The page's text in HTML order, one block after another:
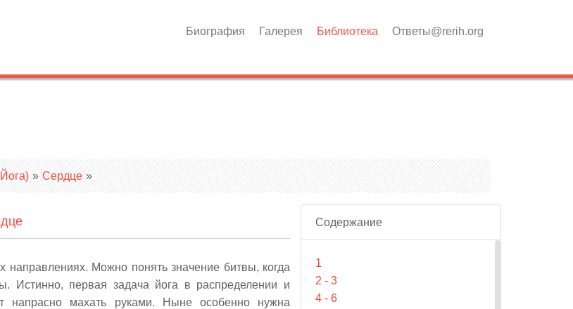
Биография Галерея Библиотека Ответы@rerih.org
» Сердце »
направлениях. Можно понять значение битвы, когда
Истинно, первая задача йога в распределении и
махать руками. Ныне особенно нужна
Содержание
1
2 - 3
4 - 6